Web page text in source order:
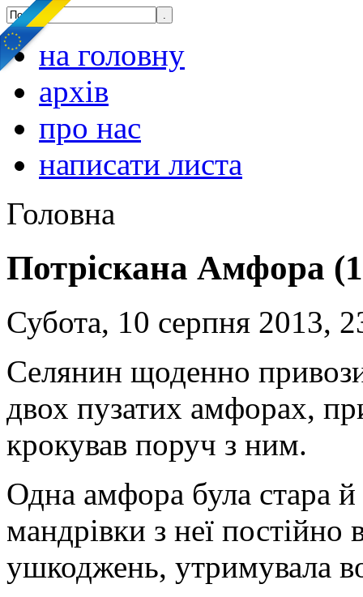
на головну
архів
про нас
написати листа
Головна
Потріскана Амфора
Субота, 10 серпня 2013,
Селянин щоденно
двох пузатих амфорах,
крокував поруч з ним.
Одна амфора була стара
мандрівки з неї постійно
ушкоджень, утримувала